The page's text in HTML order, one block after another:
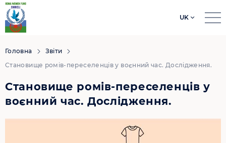
UK
for:
Головна
Звіти
Становище ромів-переселенців у воєнний час. Дослідження.
Становище ромів-переселенців у
воєнний час. Дослідження.